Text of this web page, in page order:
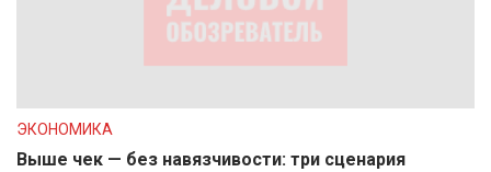
ЭКОНОМИКА
Выше чек — без навязчивости: три сценария